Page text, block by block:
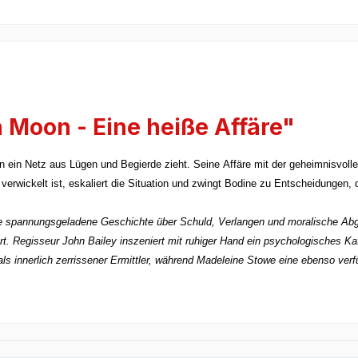
- Eine heiße Affäre"
Netz aus Lügen und Begierde zieht. Seine Affäre mit der
ist, eskaliert die Situation und zwingt Bodine zu Entscheidungen,
Geschichte über Schuld, Verlangen und moralische
Regisseur John Bailey inszeniert mit ruhiger Hand ein psychologisches
innerlich zerrissener Ermittler, während Madeleine Stowe eine ebenso